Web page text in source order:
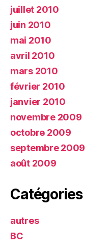
juillet 2010
juin 2010
mai 2010
avril 2010
mars 2010
février 2010
janvier 2010
novembre 2009
octobre 2009
septembre 2009
août 2009
Catégories
autres
BC